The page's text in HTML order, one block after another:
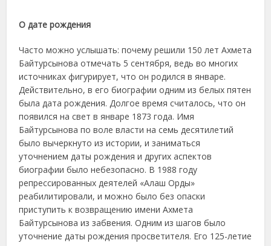
О дате рождения
Часто можно услышать: почему решили 150 лет Ахмета
Байтурсынова отмечать 5 сентября, ведь во многих
источниках фигурирует, что он родился в январе.
Действительно, в его биографии одним из белых пятен
была дата рождения. Долгое время считалось, что он
появился на свет в январе 1873 года. Имя
Байтурсынова по воле власти на семь десятилетий
было вычеркнуто из истории, и заниматься
уточнением даты рождения и других аспектов
биографии было небезопасно. В 1988 году
репрессированных деятелей «Алаш Орды»
реабилитировали, и можно было без опаски
приступить к возвращению имени Ахмета
Байтурсынова из забвения. Одним из шагов было
уточнение даты рождения просветителя. Его 125-летие